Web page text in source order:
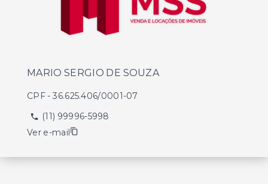
MARIO SERGIO DE SOUZA
CPF-36.625.406/0001-07
(11) 99996-5998
Ver e-mail